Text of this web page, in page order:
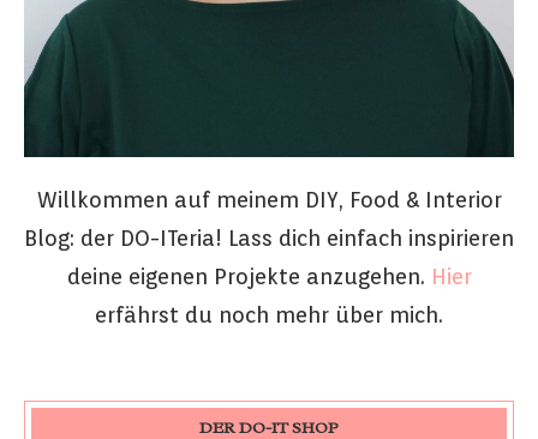
Willkommen auf meinem DIY, Food & Interior
Blog: der DO-ITeria! Lass dich einfach inspirieren
deine eigenen Projekte anzugehen. Hier
erfährst du noch mehr über mich.
DER DO-IT SHOP